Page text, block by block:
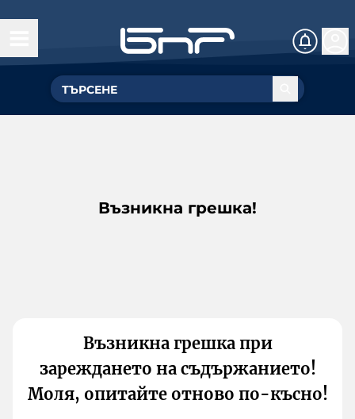
Възникна грешка!
Възникна грешка при
зареждането на съдържанието!
Моля, опитайте отново по-късно!